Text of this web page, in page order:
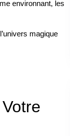
environnant, les
magique